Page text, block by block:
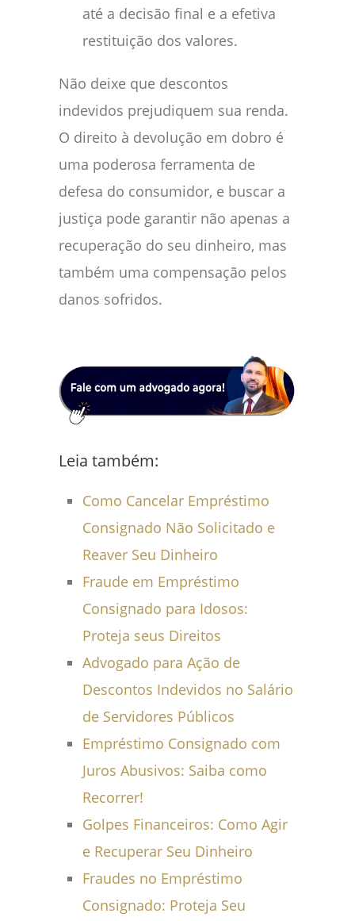
até a decisão final e a efetiva
restituição dos valores.
Não deixe que descontos
indevidos prejudiquem sua renda.
O direito à devolução em dobro é
uma poderosa ferramenta de
defesa do consumidor, e buscar a
justiça pode garantir não apenas a
recuperação do seu dinheiro, mas
também uma compensação pelos
danos sofridos.
Leia também:
Como Cancelar Empréstimo
Consignado Não Solicitado e
Reaver Seu Dinheiro
Fraude em Empréstimo
Consignado para Idosos:
Proteja seus Direitos
Advogado para Ação de
Descontos Indevidos no Salário
de Servidores Públicos
Empréstimo Consignado com
Juros Abusivos: Saiba como
Recorrer!
Golpes Financeiros: Como Agir
e Recuperar Seu Dinheiro
Fraudes no Empréstimo
Consignado: Proteja Seu